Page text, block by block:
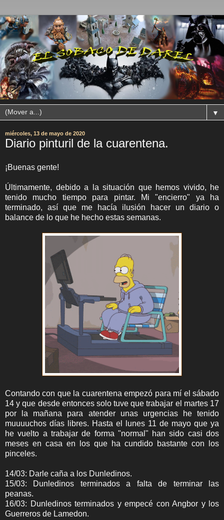
▼
miércoles, 13 de mayo de 2020
Diario pinturil de la cuarentena.
¡Buenas gente!
Últimamente, debido a la situación que hemos vivido, he
tenido mucho tiempo para pintar. Mi "encierro" ya ha
terminado, así que me hacía ilusión hacer un diario o
balance de lo que he hecho estas semanas.
Contando con que la cuarentena empezó para mí el sábado
14 y que desde entonces solo tuve que trabajar el martes 17
por la mañana para atender unas urgencias he tenido
muuuuchos días libres. Hasta el lunes 11 de mayo que ya
he vuelto a trabajar de forma "normal" han sido casi dos
meses en casa en los que ha cundido bastante con los
pinceles.
14/03: Darle caña a los Dunledinos.
15/03: Dunledinos terminados a falta de terminar las
peanas.
16/03: Dunledinos terminados y empecé con Angbor y los
Guerreros de Lamedon.